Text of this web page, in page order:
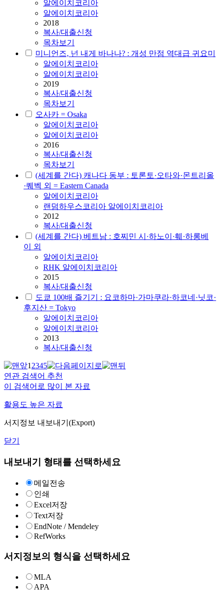
알에이치코리아
알에이치코리아
2018
복사/대출신청
목차보기
미니언즈, 넌 내게 바나나? : 개성 만점 역대급 귀요미
알에이치코리아
알에이치코리아
2019
복사/대출신청
목차보기
오사카 = Osaka
알에이치코리아
알에이치코리아
2016
복사/대출신청
목차보기
(세계를 간다) 캐나다 동부 : 토론토·오타와·몬트리올
·퀘벡 외 = Eastern Canada
알에이치코리아
랜덤하우스코리아 알에이치코리아
2012
복사/대출신청
(세계를 간다) 베트남 : 호찌민 시·하노이·훼·하롱베
이 외
알에이치코리아
RHK 알에이치코리아
2015
복사/대출신청
도쿄 100배 즐기기 : 요코하마·가마쿠라·하코네·닛코·
후지산 = Tokyo
알에이치코리아
알에이치코리아
2013
복사/대출신청
12345
연관 검색어 추천
이 검색어로 많이 본 자료
활용도 높은 자료
서지정보 내보내기(Export)
닫기
내보내기 형태를 선택하세요
메일전송
인쇄
Excel저장
Text저장
EndNote / Mendeley
RefWorks
서지정보의 형식을 선택하세요
MLA
APA